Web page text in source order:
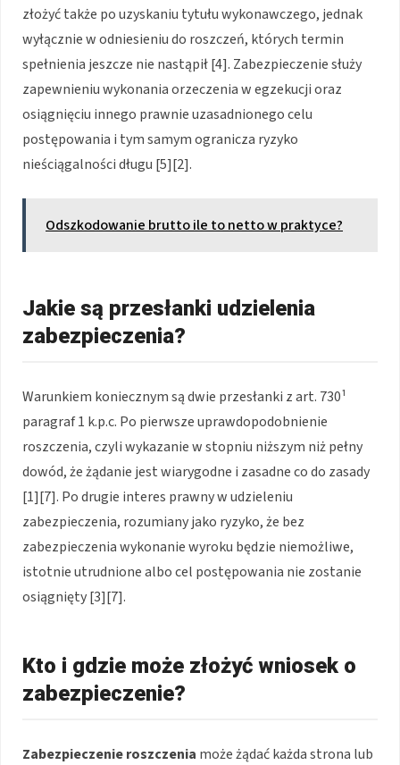
złożyć także po uzyskaniu tytułu wykonawczego, jednak
wyłącznie w odniesieniu do roszczeń, których termin
spełnienia jeszcze nie nastąpił [4]. Zabezpieczenie służy
zapewnieniu wykonania orzeczenia w egzekucji oraz
osiągnięciu innego prawnie uzasadnionego celu
postępowania i tym samym ogranicza ryzyko
nieściągalności długu [5][2].
Odszkodowanie brutto ile to netto w praktyce?
Jakie są przesłanki udzielenia
zabezpieczenia?
Warunkiem koniecznym są dwie przesłanki z art. 730¹
paragraf 1 k.p.c. Po pierwsze uprawdopodobnienie
roszczenia, czyli wykazanie w stopniu niższym niż pełny
dowód, że żądanie jest wiarygodne i zasadne co do zasady
[1][7]. Po drugie interes prawny w udzieleniu
zabezpieczenia, rozumiany jako ryzyko, że bez
zabezpieczenia wykonanie wyroku będzie niemożliwe,
istotnie utrudnione albo cel postępowania nie zostanie
osiągnięty [3][7].
Kto i gdzie może złożyć wniosek o
zabezpieczenie?
Zabezpieczenie roszczenia może żądać każda strona lub